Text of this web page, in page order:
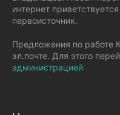
интернет
первоисточник.
Предложения по работе
эл.почте. Для этого
администрацией